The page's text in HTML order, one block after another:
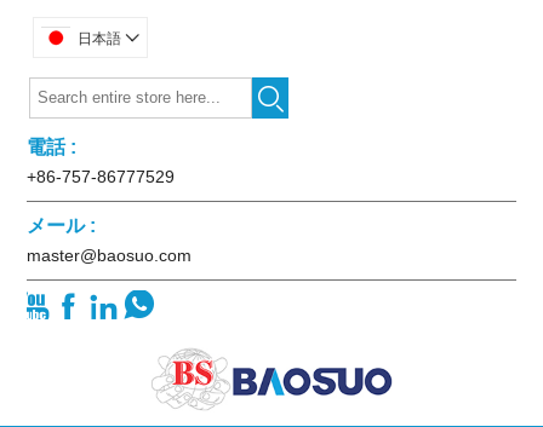
日本語 

電話 :
+86-757-86777529
メール :
master@baosuo.com
   